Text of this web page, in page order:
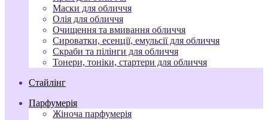
Маски для обличчя
Олія для обличчя
Очищення та вмивання обличчя
Сироватки, есенції, емульсії для обличчя
Скраби та пілінги для обличчя
Тонери, тоніки, стартери для обличчя
Стайлінг
Парфумерія
Жіноча парфумерія